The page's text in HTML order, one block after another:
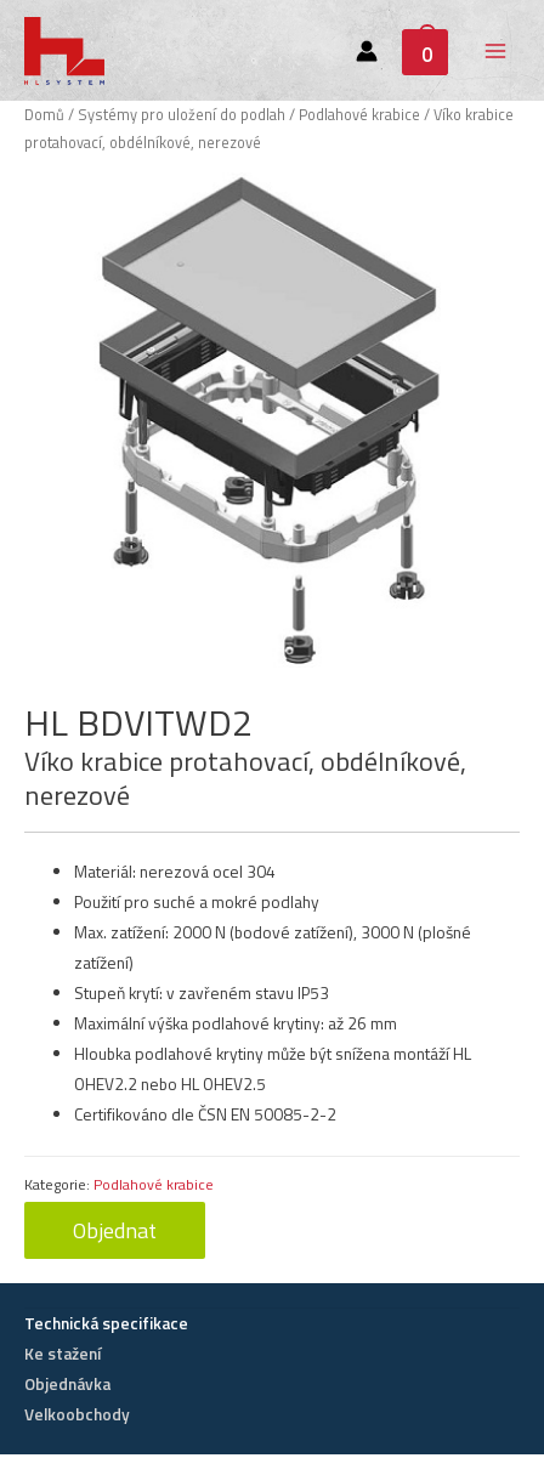
0
Main
Menu
Domů / Systémy pro uložení do podlah / Podlahové krabice / Víko krabice
protahovací, obdélníkové, nerezové
HL BDVITWD2
Víko krabice protahovací, obdélníkové,
nerezové
Materiál: nerezová ocel 304
Použití pro suché a mokré podlahy
Max. zatížení: 2000 N (bodové zatížení), 3000 N (plošné
zatížení)
Stupeň krytí: v zavřeném stavu IP53
Maximální výška podlahové krytiny: až 26 mm
Hloubka podlahové krytiny může být snížena montáží HL
OHEV2.2 nebo HL OHEV2.5
Certifikováno dle ČSN EN 50085-2-2
Kategorie: Podlahové krabice
Objednat
Technická specifikace
Ke stažení
Objednávka
Velkoobchody